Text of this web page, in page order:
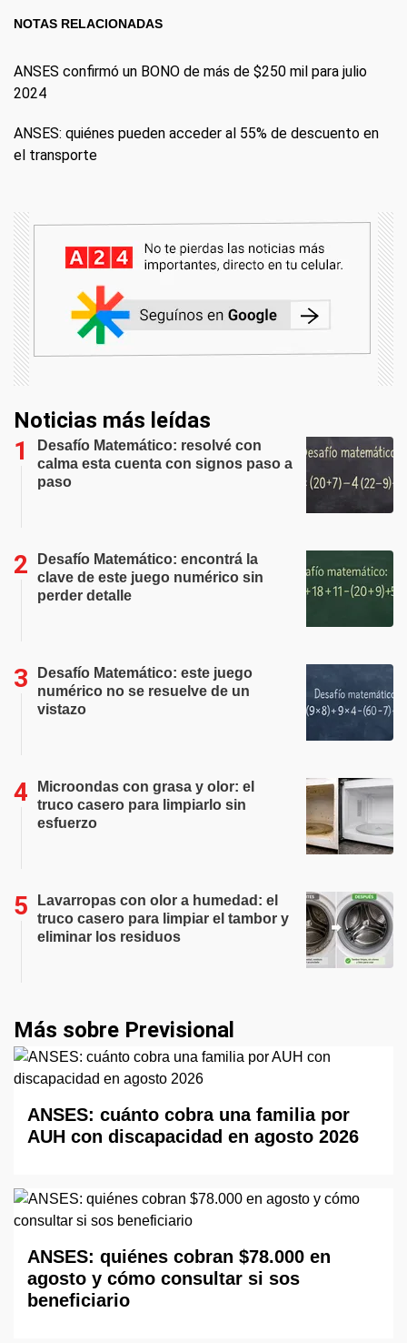
NOTAS RELACIONADAS
ANSES confirmó un BONO de más de $250 mil para julio
2024
ANSES: quiénes pueden acceder al 55% de descuento en
el transporte
Noticias más leídas
Desafío Matemático: resolvé con
calma esta cuenta con signos paso a
paso
Desafío Matemático: encontrá la
clave de este juego numérico sin
perder detalle
Desafío Matemático: este juego
numérico no se resuelve de un
vistazo
Microondas con grasa y olor: el
truco casero para limpiarlo sin
esfuerzo
Lavarropas con olor a humedad: el
truco casero para limpiar el tambor y
eliminar los residuos
Más sobre Previsional
ANSES: cuánto cobra una familia por
AUH con discapacidad en agosto 2026
ANSES: quiénes cobran $78.000 en
agosto y cómo consultar si sos
beneficiario